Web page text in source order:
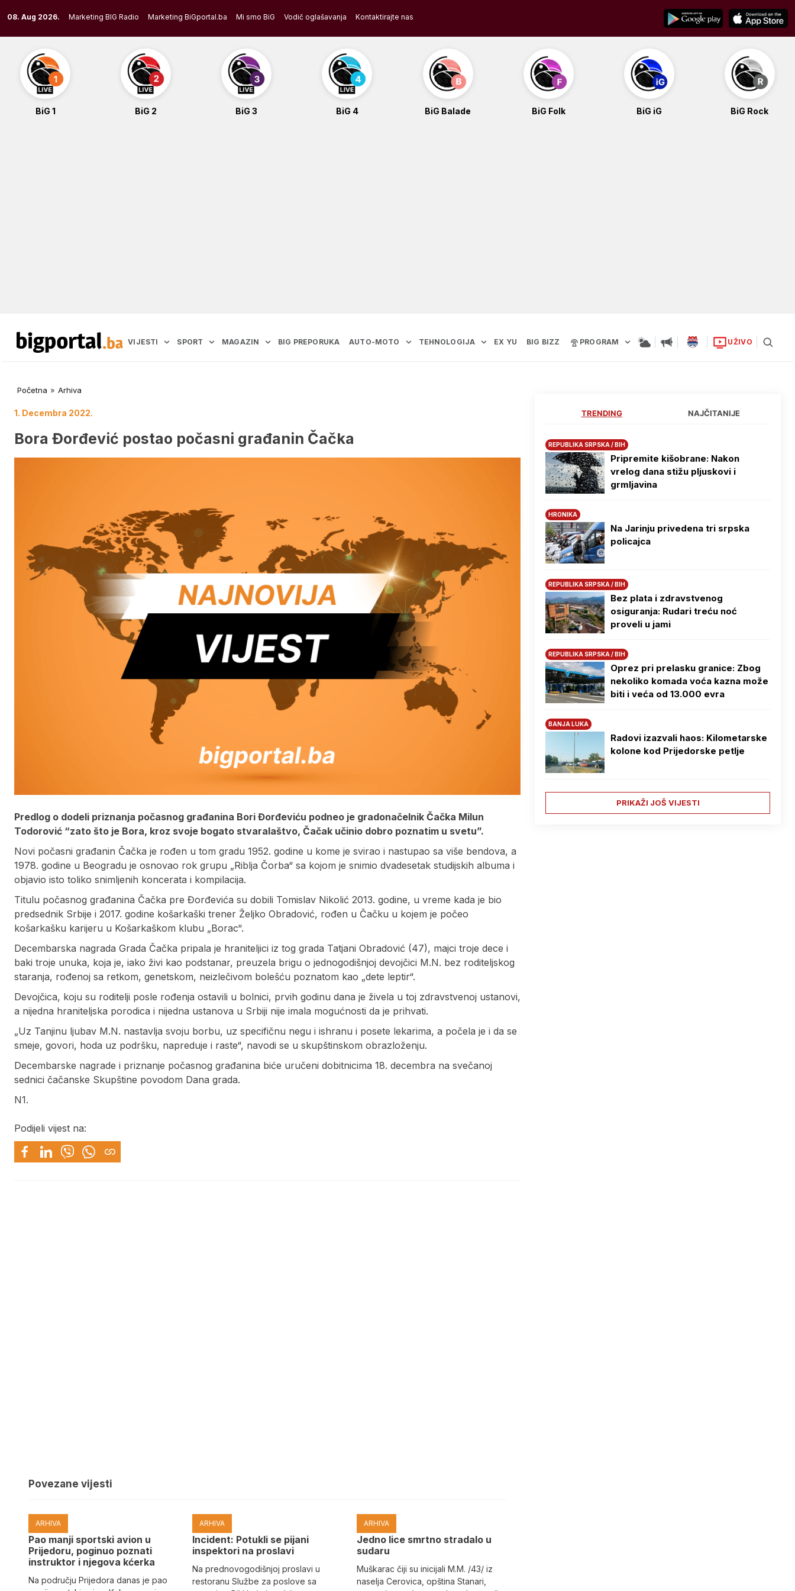
to
content
08. Aug 2026. Marketing BIG Radio Marketing BiGportal.ba Mi smo BiG Vodič oglašavanja Kontaktirajte nas
BiG 1 BiG 2 BiG 3 BiG 4 BiG Balade BiG Folk BiG iG BiG Rock
VIJESTI SPORT MAGAZIN BIG PREPORUKA AUTO-MOTO TEHNOLOGIJA EX YU BIG BIZZ PROGRAM UŽIVO
Početna » Arhiva
1. Decembra 2022.
Bora Đorđević postao počasni građanin Čačka
Predlog o dodeli priznanja počasnog građanina Bori Đorđeviću podneo je gradonačelnik Čačka Milun
Todorović “zato što je Bora, kroz svoje bogato stvaralaštvo, Čačak učinio dobro poznatim u svetu”.
Novi počasni građanin Čačka je rođen u tom gradu 1952. godine u kome je svirao i nastupao sa više bendova, a
1978. godine u Beogradu je osnovao rok grupu „Riblja Čorba“ sa kojom je snimio dvadesetak studijskih albuma i
objavio isto toliko snimljenih koncerata i kompilacija.
Titulu počasnog građanina Čačka pre Đorđevića su dobili Tomislav Nikolić 2013. godine, u vreme kada je bio
predsednik Srbije i 2017. godine košarkaški trener Željko Obradović, rođen u Čačku u kojem je počeo
košarkašku karijeru u Košarkaškom klubu „Borac“.
Decembarska nagrada Grada Čačka pripala je hraniteljici iz tog grada Tatjani Obradović (47), majci troje dece i
baki troje unuka, koja je, iako živi kao podstanar, preuzela brigu o jednogodišnjoj devojčici M.N. bez roditeljskog
staranja, rođenoj sa retkom, genetskom, neizlečivom bolešću poznatom kao „dete leptir“.
Devojčica, koju su roditelji posle rođenja ostavili u bolnici, prvih godinu dana je živela u toj zdravstvenoj ustanovi,
a nijedna hraniteljska porodica i nijedna ustanova u Srbiji nije imala mogućnosti da je prihvati.
„Uz Tanjinu ljubav M.N. nastavlja svoju borbu, uz specifičnu negu i ishranu i posete lekarima, a počela je i da se
smeje, govori, hoda uz podršku, napreduje i raste“, navodi se u skupštinskom obrazloženju.
Decembarske nagrade i priznanje počasnog građanina biće uručeni dobitnicima 18. decembra na svečanoj
sednici čačanske Skupštine povodom Dana grada.
N1.
Podijeli vijest na:
Povezane vijesti
ARHIVA
Pao manji sportski avion u
Prijedoru, poginuo poznati
instruktor i njegova kćerka
Na području Prijedora danas je pao
ARHIVA
Incident: Potukli se pijani
inspektori na proslavi
Na prednovogodišnjoj proslavi u
restoranu Službe za poslove sa
ARHIVA
Јedno lice smrtno stradalo u
sudaru
Muškarac čiji su inicijali M.M. /43/ iz
naselja Cerovica, opština Stanari,
TRENDING NAJČITANIJE
REPUBLIKA SRPSKA / BIH
Pripremite kišobrane: Nakon
vrelog dana stižu pljuskovi i
grmljavina
HRONIKA
Na Јarinju privedena tri srpska
policajca
REPUBLIKA SRPSKA / BIH
Bez plata i zdravstvenog
osiguranja: Rudari treću noć
proveli u jami
REPUBLIKA SRPSKA / BIH
Oprez pri prelasku granice: Zbog
nekoliko komada voća kazna može
biti i veća od 13.000 evra
BANJA LUKA
Radovi izazvali haos: Kilometarske
kolone kod Prijedorske petlje
PRIKAŽI JOŠ VIJESTI